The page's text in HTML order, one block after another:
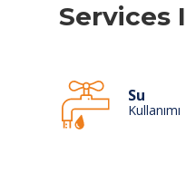
Services
Su
Kullanımı